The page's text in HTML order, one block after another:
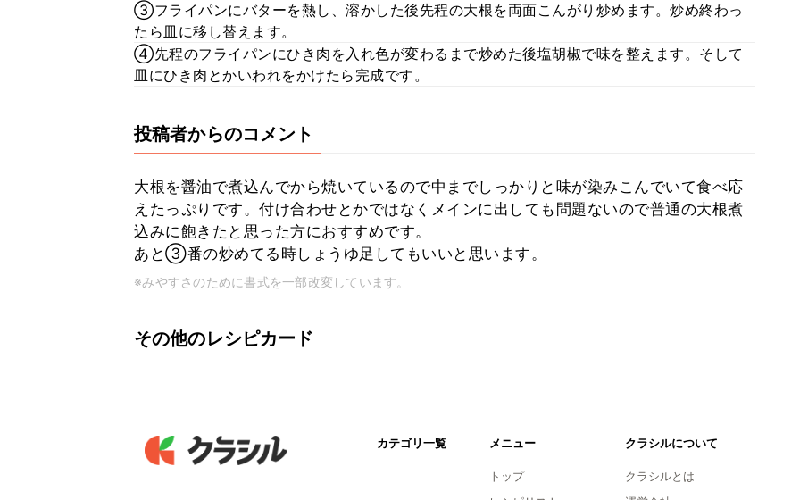
③フライパンにバターを熱し、溶かした後先程の大根を両面こんがり炒めます。炒め終わっ
たら皿に移し替えます。
④先程のフライパンにひき肉を入れ色が変わるまで炒めた後塩胡椒で味を整えます。そして
皿にひき肉とかいわれをかけたら完成です。
投稿者からのコメント
大根を醤油で煮込んでから焼いているので中までしっかりと味が染みこんでいて食べ応
えたっぷりです。付け合わせとかではなくメインに出しても問題ないので普通の大根煮
込みに飽きたと思った方におすすめです。
あと③番の炒めてる時しょうゆ足してもいいと思います。
※みやすさのために書式を一部改変しています。
その他のレシピカード
カテゴリ一覧 メニュー
トップ
クラシルについて
クラシルとは